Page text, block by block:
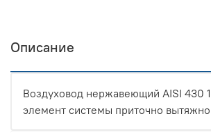
Описание
Воздуховод нержавеющий AISI 430
элемент системы приточно